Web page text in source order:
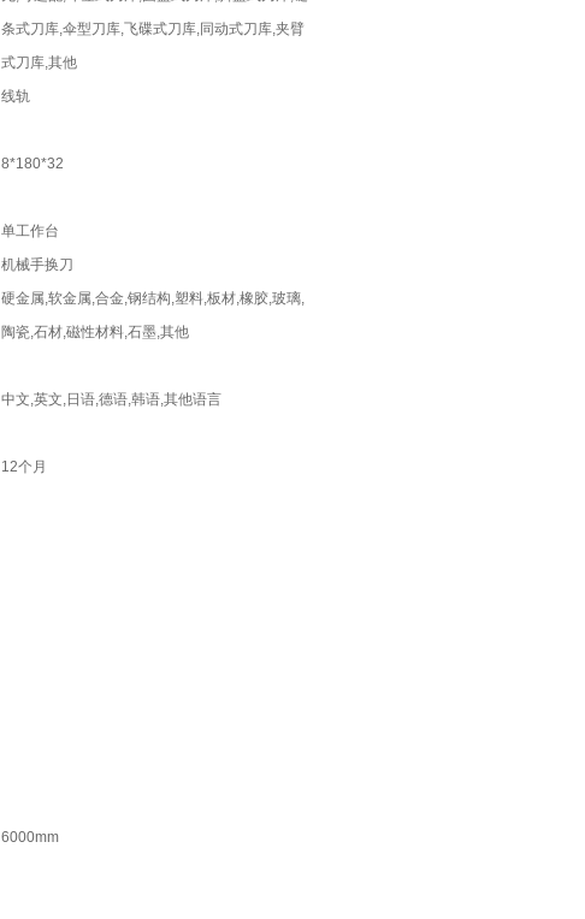
条式刀库,伞型刀库,飞碟式刀库,同动式刀库,夹臂
式刀库,其他
线轨
8*180*32
单工作台
机械手换刀
硬金属,软金属,合金,钢结构,塑料,板材,橡胶,玻璃,
陶瓷,石材,磁性材料,石墨,其他
中文,英文,日语,德语,韩语,其他语言
12个月
6000mm